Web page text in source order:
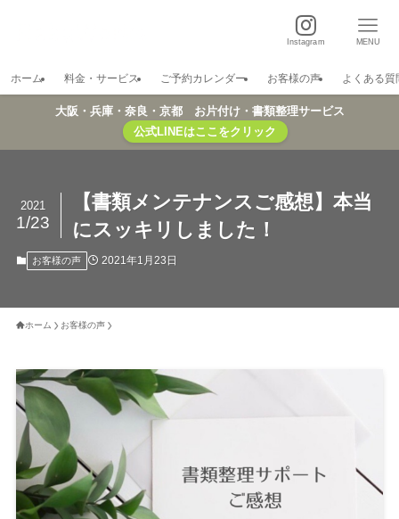
Instagram MENU
ホーム 料金・サービス ご予約カレンダー お客様の声 よくある質
大阪・兵庫・奈良・京都 お片付け・書類整理サービス
公式LINEはここをクリック
【書類メンテナンスご感想】本当
にスッキリしました！
2021
1/23
お客様の声 2021年1月23日
ホーム お客様の声